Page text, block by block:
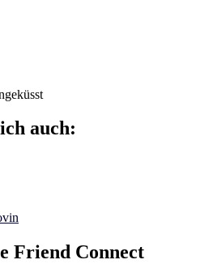
auch:
Friend Connect